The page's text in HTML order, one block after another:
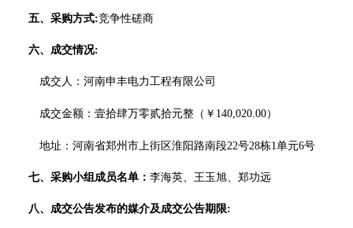
五、 采购方式:竞争性磋商
六、 成交情况:
成交人： 河南申丰电力工程有限公司
成交金额： 壹拾肆万零贰拾元整（￥ 140,020.00）
地址：河南省郑州市上街区淮阳路南段22号28栋1单元6号
七、采购小组成员名单： 李海英、王玉旭、郑功远
八、成交公告发布的媒介及成交公告期限: